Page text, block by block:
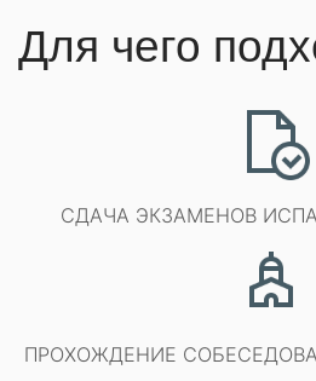
Для чего
СДАЧА ЭКЗАМЕНОВ
ПРОХОЖДЕНИЕ